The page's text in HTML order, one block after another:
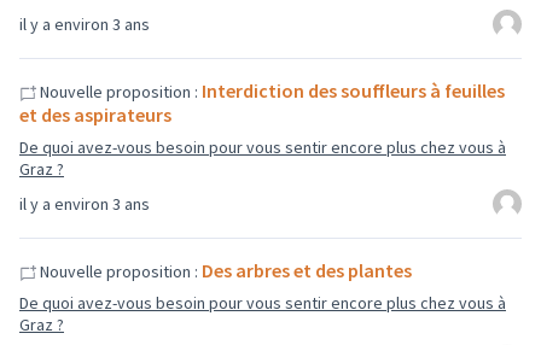
il y a environ 3 ans
il y a environ 3 ans
Nouvelle proposition : Interdiction des souffleurs à feuilles
et des aspirateurs
De quoi avez-vous besoin pour vous sentir encore plus chez vous à
Graz ?
Nouvelle proposition : Des arbres et des plantes
De quoi avez-vous besoin pour vous sentir encore plus chez vous à
Graz ?